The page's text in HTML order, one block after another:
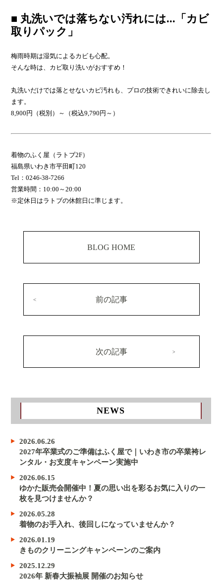
■ 丸洗いでは落ちない汚れには...「カビ
取りパック」
梅雨時期は湿気によるカビも心配。
そんな時は、カビ取り洗いがおすすめ！
丸洗いだけでは落とせないカビ汚れも、プロの技術できれいに除去し
ます。
8,900円（税別）～（税込9,790円～）
着物のふく屋（ラトブ2F）
福島県いわき市平田町120
Tel：0246-38-7266
営業時間：10:00～20:00
※定休日はラトブの休館日に準じます。
BLOG HOME
前の記事
次の記事
NEWS
2026.06.26
2027年卒業式のご準備はふく屋で｜いわき市の卒業袴レ
ンタル・お支度キャンペーン実施中
2026.06.15
ゆかた販売会開催中！夏の思い出を彩るお気に入りの一
枚を見つけませんか？
2026.05.28
着物のお手入れ、後回しになっていませんか？
2026.01.19
きものクリーニングキャンペーンのご案内
2025.12.29
2026年 新春大振袖展 開催のお知らせ